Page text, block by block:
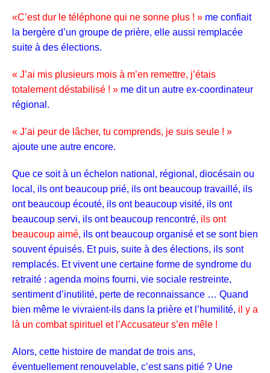
«C’est dur le téléphone qui ne sonne plus ! » me confiait
la bergère d’un groupe de prière, elle aussi remplacée
suite à des élections.
« J’ai mis plusieurs mois à m’en remettre, j’étais
totalement déstabilisé ! » me dit un autre ex-coordinateur
régional.
« J’ai peur de lâcher, tu comprends, je suis seule ! »
ajoute une autre encore.
Que ce soit à un échelon national, régional, diocésain ou
local, ils ont beaucoup prié, ils ont beaucoup travaillé, ils
ont beaucoup écouté, ils ont beaucoup visité, ils ont
beaucoup servi, ils ont beaucoup rencontré, ils ont
beaucoup aimé, ils ont beaucoup organisé et se sont bien
souvent épuisés. Et puis, suite à des élections, ils sont
remplacés. Et vivent une certaine forme de syndrome du
retraité : agenda moins fourni, vie sociale restreinte,
sentiment d’inutilité, perte de reconnaissance … Quand
bien même le vivraient-ils dans la prière et l’humilité, il y a
là un combat spirituel et l’Accusateur s’en mêle !
Alors, cette histoire de mandat de trois ans,
éventuellement renouvelable, c’est sans pitié ? Une